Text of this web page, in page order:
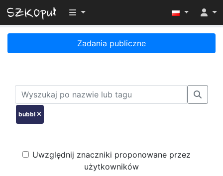
Przełącz widoczność menu
Zadania publiczne
bubbl
Uwzględnij znaczniki proponowane przez
użytkowników